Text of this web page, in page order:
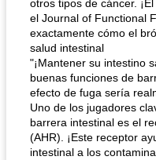
otros tipos de cáncer.
el Journal of Functional
exactamente cómo el
salud intestinal
"¡Mantener su intestino
buenas funciones de
efecto de fuga sería
Uno de los jugadores
barrera intestinal es el
(AHR). ¡Este receptor
intestinal a los